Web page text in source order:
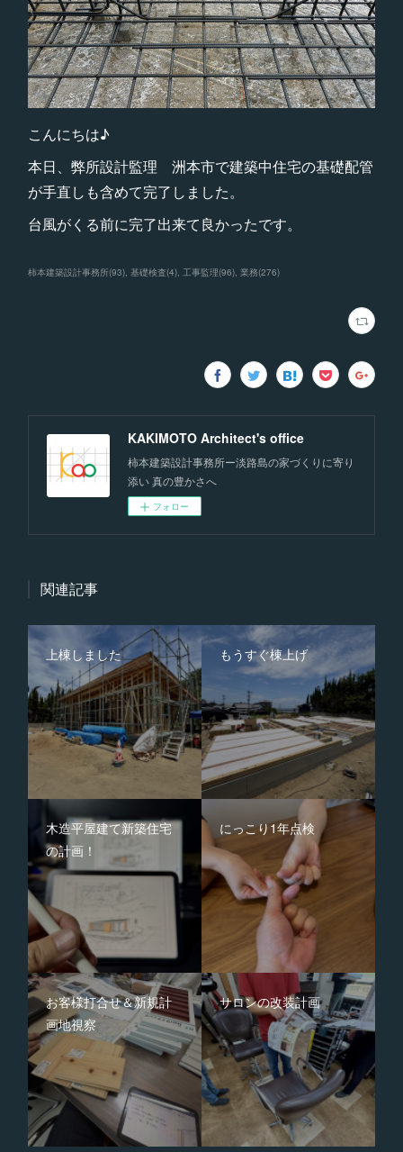
こんにちは♪
本日、弊所設計監理 洲本市で建築中住宅の基礎配管
が手直しも含めて完了しました。
台風がくる前に完了出来て良かったです。
柿本建築設計事務所(93) 基礎検査(4) 工事監理(96) 業務(276)
KAKIMOTO Architect's office
柿本建築設計事務所ー淡路島の家づくりに寄り
添い 真の豊かさへ
フォロー
関連記事
上棟しました もうすぐ棟上げ
木造平屋建て新築住宅
の計画！
にっこり1年点検
お客様打合せ＆新規計
画地視察
サロンの改装計画